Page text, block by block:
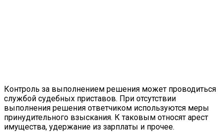
Контроль за выполнением решения может проводиться
службой судебных приставов. При отсутствии
выполнения решения ответчиком используются меры
принудительного взыскания. К таковым относят арест
имущества, удержание из зарплаты и прочее.